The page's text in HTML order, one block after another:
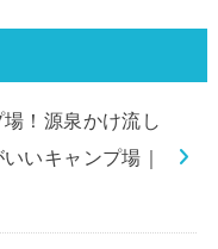
！源泉かけ流し
いキャンプ場｜